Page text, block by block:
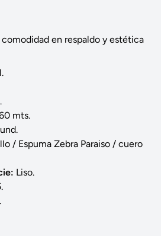
en respaldo y estética
mts.
/ Espuma Zebra Paraiso / cuero
Liso.